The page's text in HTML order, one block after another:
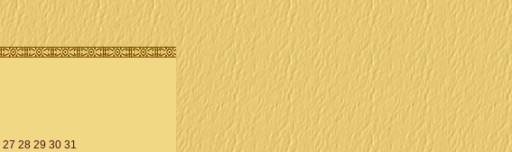
27 28 29 30 31